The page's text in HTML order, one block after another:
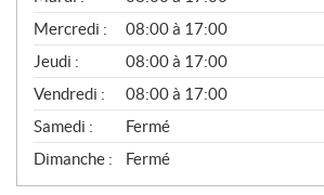
É
R
A
L
Mercredi :
08:00 à 17:00
Jeudi :
08:00 à 17:00
Vendredi :
08:00 à 17:00
Samedi :
Fermé
Dimanche :
Fermé